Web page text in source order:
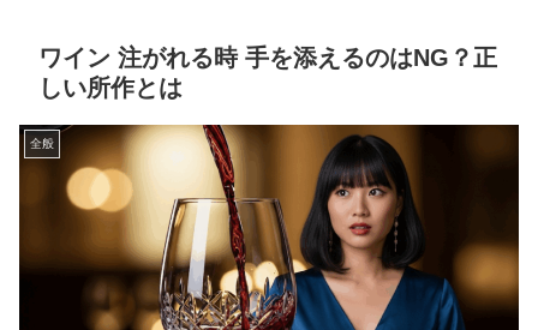
ワイン 注がれる時 手を添えるのはNG？正
しい所作とは
全般